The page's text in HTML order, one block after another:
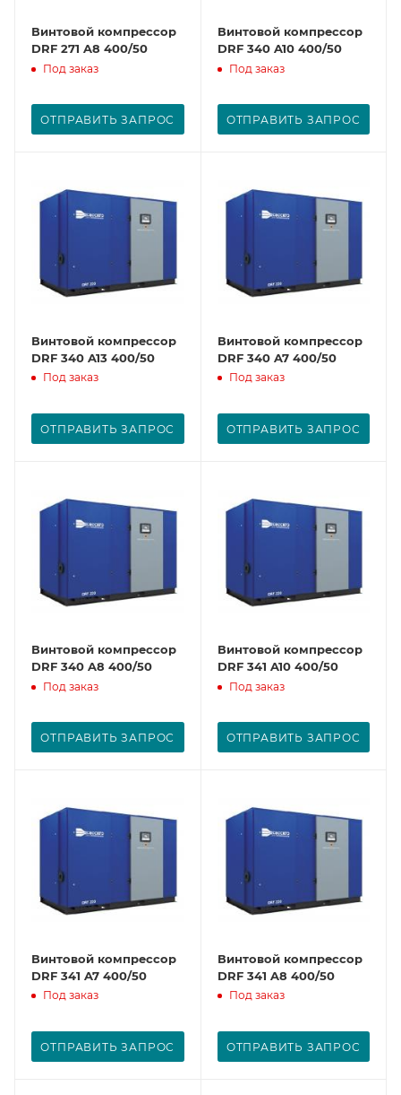
Винтовой компрессор
DRF 271 A8 400/50
Под заказ
ОТПРАВИТЬ ЗАПРОС
Винтовой компрессор
DRF 340 A10 400/50
Под заказ
ОТПРАВИТЬ ЗАПРОС
Винтовой компрессор
DRF 340 A13 400/50
Под заказ
ОТПРАВИТЬ ЗАПРОС
Винтовой компрессор
DRF 340 A7 400/50
Под заказ
ОТПРАВИТЬ ЗАПРОС
Винтовой компрессор
DRF 340 A8 400/50
Под заказ
ОТПРАВИТЬ ЗАПРОС
Винтовой компрессор
DRF 341 A10 400/50
Под заказ
ОТПРАВИТЬ ЗАПРОС
Винтовой компрессор
DRF 341 A7 400/50
Под заказ
ОТПРАВИТЬ ЗАПРОС
Винтовой компрессор
DRF 341 A8 400/50
Под заказ
ОТПРАВИТЬ ЗАПРОС